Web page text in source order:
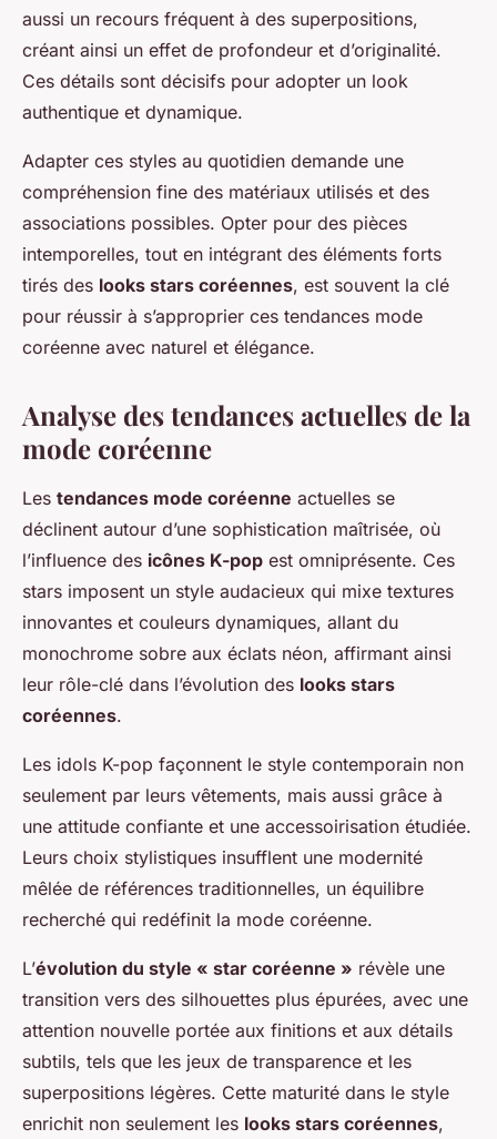
aussi un recours fréquent à des superpositions,
créant ainsi un effet de profondeur et d’originalité.
Ces détails sont décisifs pour adopter un look
authentique et dynamique.
Adapter ces styles au quotidien demande une
compréhension fine des matériaux utilisés et des
associations possibles. Opter pour des pièces
intemporelles, tout en intégrant des éléments forts
tirés des looks stars coréennes, est souvent la clé
pour réussir à s’approprier ces tendances mode
coréenne avec naturel et élégance.
Analyse des tendances actuelles de la
mode coréenne
Les tendances mode coréenne actuelles se
déclinent autour d’une sophistication maîtrisée, où
l’influence des icônes K-pop est omniprésente. Ces
stars imposent un style audacieux qui mixe textures
innovantes et couleurs dynamiques, allant du
monochrome sobre aux éclats néon, affirmant ainsi
leur rôle-clé dans l’évolution des looks stars
coréennes.
Les idols K-pop façonnent le style contemporain non
seulement par leurs vêtements, mais aussi grâce à
une attitude confiante et une accessoirisation étudiée.
Leurs choix stylistiques insufflent une modernité
mêlée de références traditionnelles, un équilibre
recherché qui redéfinit la mode coréenne.
L’évolution du style « star coréenne » révèle une
transition vers des silhouettes plus épurées, avec une
attention nouvelle portée aux finitions et aux détails
subtils, tels que les jeux de transparence et les
superpositions légères. Cette maturité dans le style
enrichit non seulement les looks stars coréennes,